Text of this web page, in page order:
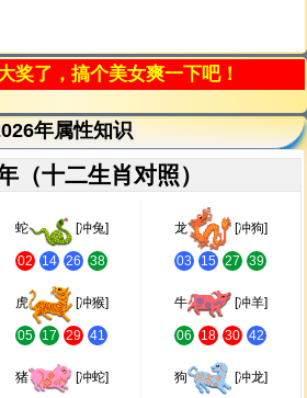
奖了，搞个美女爽一下吧！
年属性知识
（十二生肖对照）
蛇 [冲兔]
02 14 26 38
龙 [冲狗]
03 15 27 39
虎 [冲猴]
05 17 29 41
牛 [冲羊]
06 18 30 42
猪 [冲蛇] 狗 [冲龙]